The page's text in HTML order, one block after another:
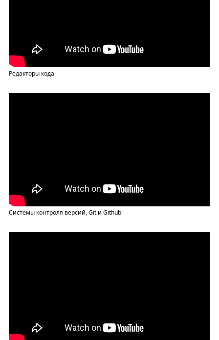
Редакторы кода
Системы контроля версий, Git и Github